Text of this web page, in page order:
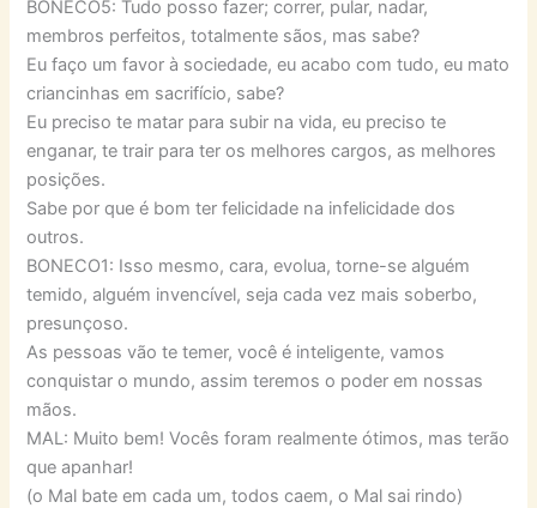
BONECO5: Tudo posso fazer; correr, pular, nadar,
membros perfeitos, totalmente sãos, mas sabe?
Eu faço um favor à sociedade, eu acabo com tudo, eu mato
criancinhas em sacrifício, sabe?
Eu preciso te matar para subir na vida, eu preciso te
enganar, te trair para ter os melhores cargos, as melhores
posições.
Sabe por que é bom ter felicidade na infelicidade dos
outros.
BONECO1: Isso mesmo, cara, evolua, torne-se alguém
temido, alguém invencível, seja cada vez mais soberbo,
presunçoso.
As pessoas vão te temer, você é inteligente, vamos
conquistar o mundo, assim teremos o poder em nossas
mãos.
MAL: Muito bem! Vocês foram realmente ótimos, mas terão
que apanhar!
(o Mal bate em cada um, todos caem, o Mal sai rindo)